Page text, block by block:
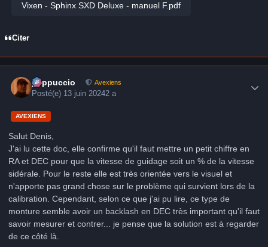
Vixen - Sphinx SXD Deluxe - manuel F.pdf
Citer
peppuccio Avexiens
Posté(e) 13 juin 20242 a
AVEXIENS
Salut Denis,
J'ai lu cette doc, elle confirme qu'il faut mettre un petit chiffre en
RA et DEC pour que la vitesse de guidage soit un % de la vitesse
sidérale. Pour le reste elle est très orientée vers le visuel et
n'apporte pas grand chose sur le problème qui survient lors de la
calibration. Cependant, selon ce que j'ai pu lire, ce type de
monture semble avoir un backlash en DEC très important qu'il faut
savoir mesurer et contrer... je pense que la solution est à regarder
de ce côté là.